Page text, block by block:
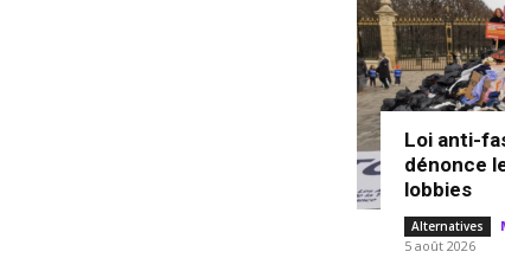
Loi anti-
dénonce
lobbies
Alternatives
5 août 2026